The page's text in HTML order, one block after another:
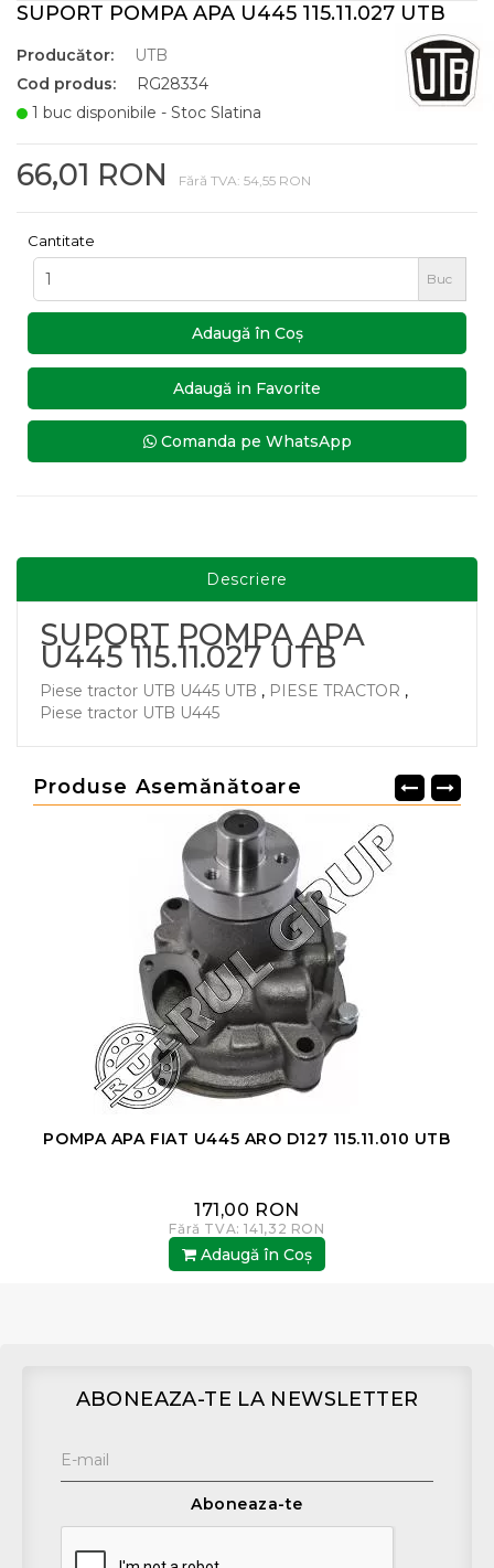
SUPORT POMPA APA U445 115.11.027 UTB
Producător:
UTB
Cod produs:
RG28334
1 buc disponibile - Stoc Slatina
66,01 RON Fără TVA: 54,55 RON
Cantitate
Buc
Adaugă în Coş
Adaugă in Favorite
Comanda pe WhatsApp
Descriere
SUPORT POMPA APA
U445 115.11.027 UTB
Piese tractor UTB U445 UTB , PIESE TRACTOR ,
Piese tractor UTB U445
Produse Asemănătoare
POMPA APA FIAT U445 ARO D127 115.11.010 UTB
171,00 RON
Fără TVA: 141,32 RON
Adaugă în Coş
ABONEAZA-TE LA NEWSLETTER
Aboneaza-te